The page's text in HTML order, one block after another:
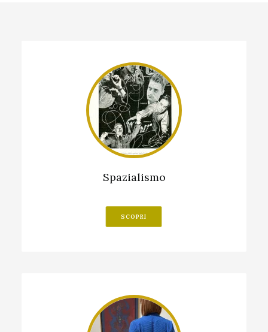
Spazialismo
SCOPRI